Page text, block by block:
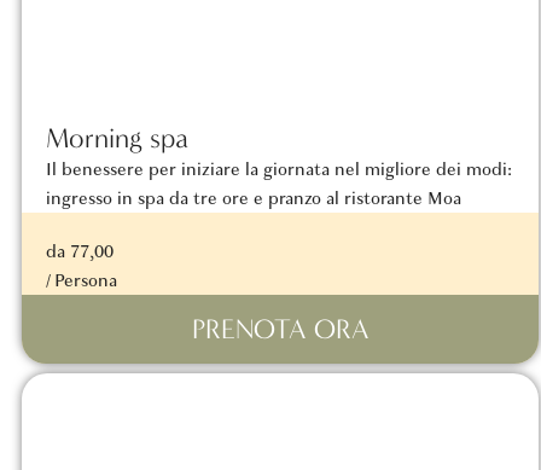
Morning spa
Il benessere per iniziare la giornata nel migliore dei modi:
ingresso in spa da tre ore e pranzo al ristorante Moa
da 77,00
/ Persona
PRENOTA ORA